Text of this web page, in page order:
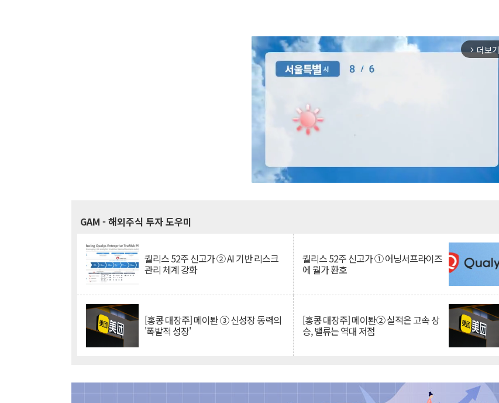
arrow_forward_ios 더보기
GAM - 해외주식 투자 도우미
퀄리스 52주 신고가 ② AI 기반 리스크
관리 체계 강화
퀄리스 52주 신고가 ① 어닝서프라이즈
에 월가 환호
[홍콩 대장주] 메이퇀 ③ 신성장 동력의
'폭발적 성장'
[홍콩 대장주] 메이퇀② 실적은 고속 상
승, 밸류는 역대 저점